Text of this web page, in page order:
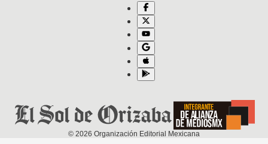
© 2026 Organización Editorial Mexicana